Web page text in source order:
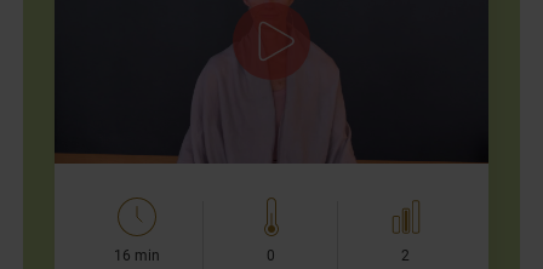
Diese Meditation hilft Dir, eine gesunde Distanz zu Dir
selbst einzunehmen, um wieder mehr Weite zu spüren.
Wir schließen die Augen und schauen uns unseren
Körper von innen an.…
16 min 0 2